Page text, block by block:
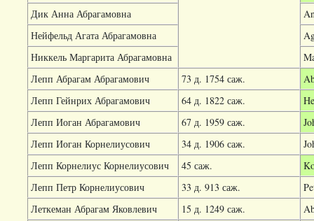
Дик Анна Абрагамовна
Нейфельд Агата Абрагамовна
Никкель Маргарита Абрагамовна
Лепп Абрагам Абрагамович
73 д. 1754 саж.
Лепп Гейнрих Абрагамович
64 д. 1822 саж.
Лепп Иоган Абрагамович
67 д. 1959 саж.
Лепп Иоган Корнелиусович
34 д. 1906 саж.
Лепп Корнелиус Корнелиусович
45 саж.
Лепп Петр Корнелиусович
33 д. 913 саж.
Леткеман Абрагам Яковлевич
15 д. 1249 саж.